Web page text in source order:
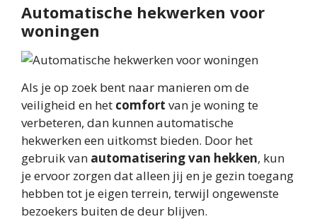
Automatische hekwerken voor
woningen
Als je op zoek bent naar manieren om de
veiligheid en het comfort van je woning te
verbeteren, dan kunnen automatische
hekwerken een uitkomst bieden. Door het
gebruik van automatisering van hekken, kun
je ervoor zorgen dat alleen jij en je gezin toegang
hebben tot je eigen terrein, terwijl ongewenste
bezoekers buiten de deur blijven.